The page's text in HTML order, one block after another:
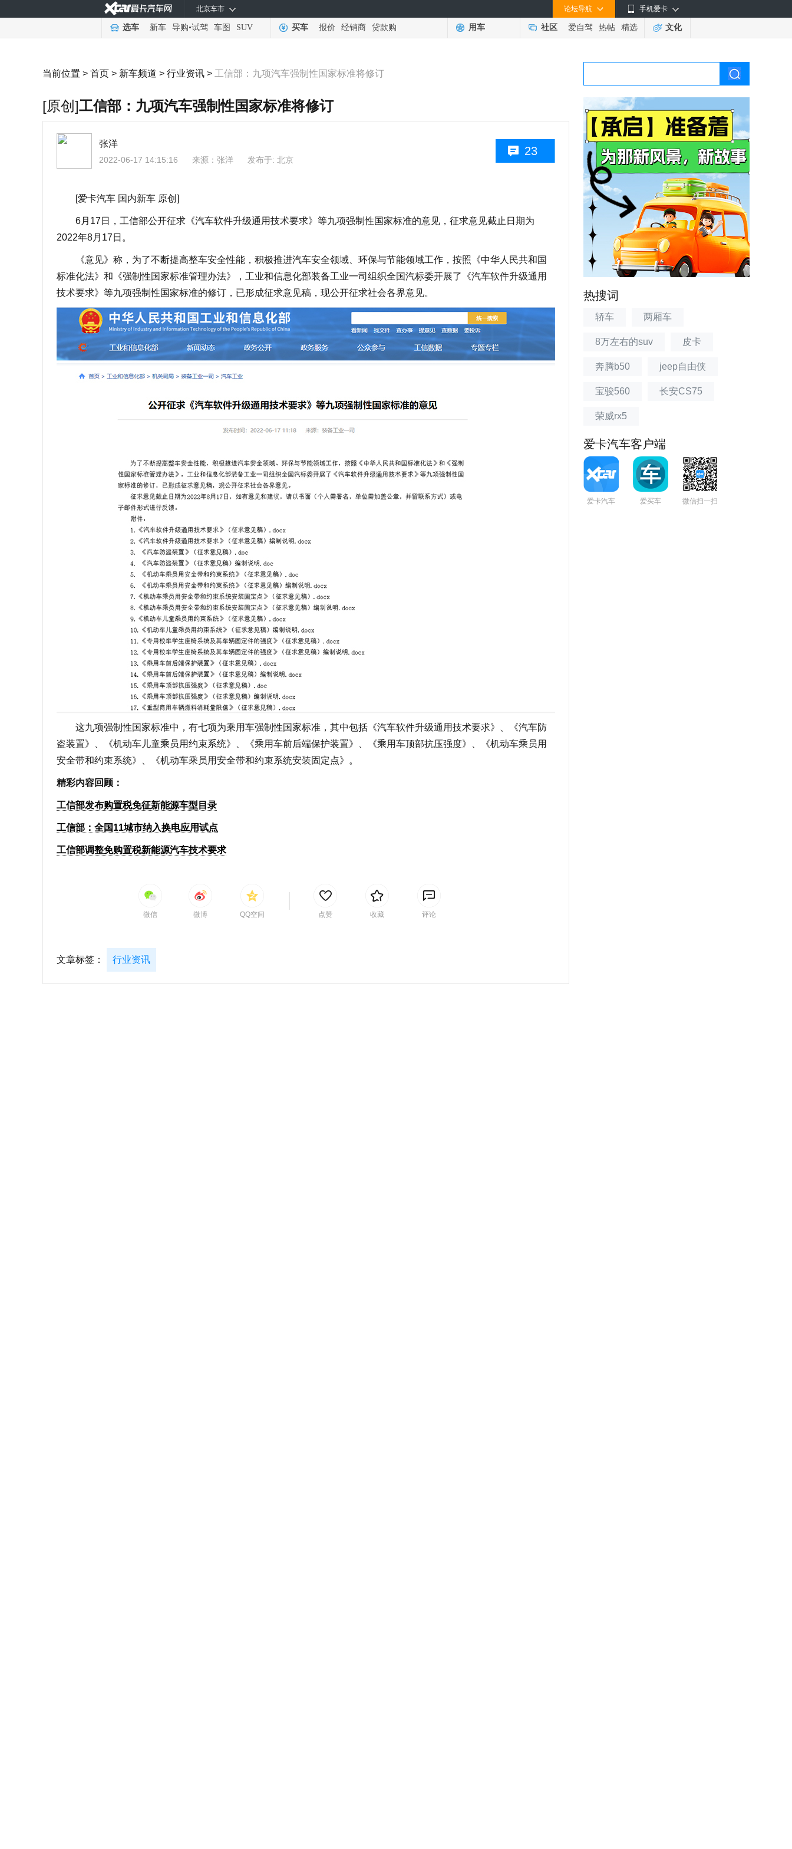
手机爱卡
论坛导航
北京车市
选车 新车 导购•试驾 车图 SUV 买车 报价 经销商 贷款购 用车 社区 爱自驾 热帖 精选 文化
当前位置 > 首页 > 新车频道 > 行业资讯 > 工信部：九项汽车强制性国家标准将修订
[原创]工信部：九项汽车强制性国家标准将修订
23
张洋
2022-06-17 14:15:16 来源： 张洋 发布于: 北京
[爱卡汽车 国内新车 原创]
6月17日，工信部公开征求《汽车软件升级通用技术要求》等九项强制性国家标准的意见，征求意见截止日期为
2022年8月17日。
《意见》称，为了不断提高整车安全性能，积极推进汽车安全领域、环保与节能领域工作，按照《中华人民共和国
标准化法》和《强制性国家标准管理办法》，工业和信息化部装备工业一司组织全国汽标委开展了《汽车软件升级通用
技术要求》等九项强制性国家标准的修订，已形成征求意见稿，现公开征求社会各界意见。
这九项强制性国家标准中，有七项为乘用车强制性国家标准，其中包括《汽车软件升级通用技术要求》、《汽车防
盗装置》、《机动车儿童乘员用约束系统》、《乘用车前后端保护装置》、《乘用车顶部抗压强度》、《机动车乘员用
安全带和约束系统》、《机动车乘员用安全带和约束系统安装固定点》。
精彩内容回顾：
工信部发布购置税免征新能源车型目录
工信部：全国11城市纳入换电应用试点
工信部调整免购置税新能源汽车技术要求
微信 微博 QQ空间 点赞 收藏 评论
文章标签： 行业资讯
热搜词
轿车 两厢车
8万左右的suv 皮卡
奔腾b50 jeep自由侠
宝骏560 长安CS75
荣威rx5
爱卡汽车客户端
爱卡汽车 爱买车 微信扫一扫